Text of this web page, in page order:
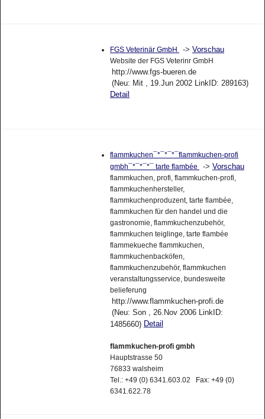
FGS Veterinär GmbH -> Vorschau
Website der FGS Veterinr GmbH
http://www.fgs-bueren.de
(Neu: Mit , 19.Jun 2002 LinkID: 289163)
Detail
flammkuchen¯*¯*¯*¯flammkuchen-profi
gmbh¯*¯*¯*¯ tarte flambée
-> Vorschau
flammkuchen, profi, flammkuchen-profi,
flammkuchenhersteller,
flammkuchenproduzent, tarte flambée,
flammkuchen für den handel und die
gastronomie, flammkuchenzubehör,
flammkuchen teiglinge, tarte flambée
flammekueche flammkuchen,
flammkuchenbacköfen,
flammkuchenzubehör, flammkuchen
veranstaltungsservice, bundesweite
belieferung
http://www.flammkuchen-profi.de
(Neu: Son , 26.Nov 2006 LinkID:
1485660) Detail
flammkuchen-profi gmbh
Hauptstrasse 50
76833 walsheim
Tel.: +49 (0) 6341.603.02 Fax: +49 (0)
6341.622.78